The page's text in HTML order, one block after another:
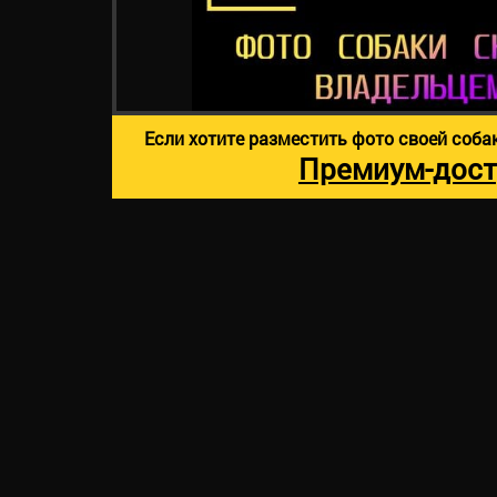
Если хотите разместить фото своей
Премиум-